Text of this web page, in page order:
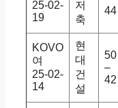
25-02-
19
저
축
44
KOVO
여
25-02-
14
현
대
건
설
50
–
42